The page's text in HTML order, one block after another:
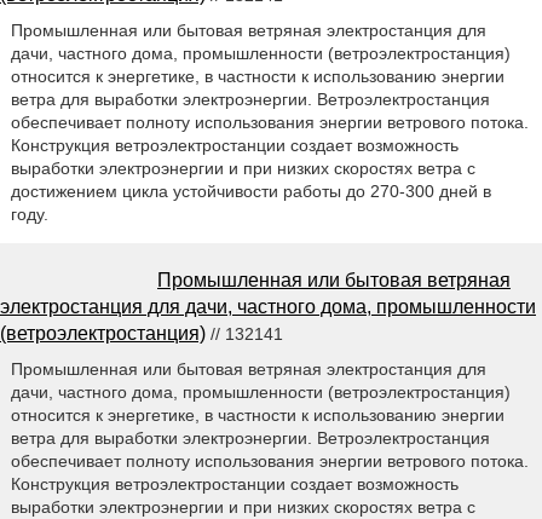
Промышленная или бытовая ветряная электростанция для
дачи, частного дома, промышленности (ветроэлектростанция)
относится к энергетике, в частности к использованию энергии
ветра для выработки электроэнергии. Ветроэлектростанция
обеспечивает полноту использования энергии ветрового потока.
Конструкция ветроэлектростанции создает возможность
выработки электроэнергии и при низких скоростях ветра с
достижением цикла устойчивости работы до 270-300 дней в
году.
Промышленная или бытовая ветряная
электростанция для дачи, частного дома, промышленности
(ветроэлектростанция) // 132141
Промышленная или бытовая ветряная электростанция для
дачи, частного дома, промышленности (ветроэлектростанция)
относится к энергетике, в частности к использованию энергии
ветра для выработки электроэнергии. Ветроэлектростанция
обеспечивает полноту использования энергии ветрового потока.
Конструкция ветроэлектростанции создает возможность
выработки электроэнергии и при низких скоростях ветра с